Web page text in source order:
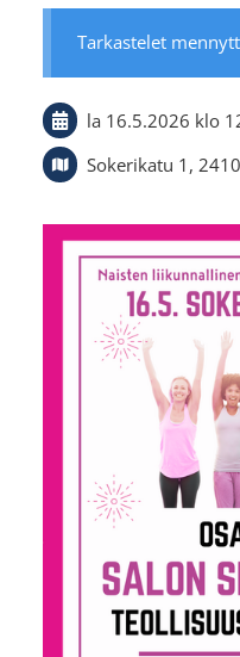
Tarkastelet
la 16.5.2026 klo
Sokerikatu 1,